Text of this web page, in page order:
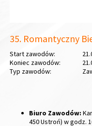
35. Romantyczny
Start zawodów:
Koniec zawodów:
Typ zawodów:
Biuro Zawodów:
450 Ustroń) w godz.